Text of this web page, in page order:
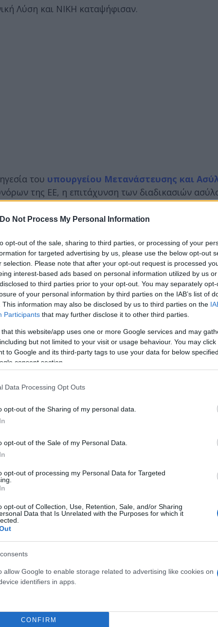
Do Not Process My Personal Information
opt-out of the sale, sharing to third parties, or processing of your
for targeted advertising by us, please use the below opt-out
selection. Please note that after your opt-out request is processed
interest-based ads based on personal information utilized by us
to third parties prior to your opt-out. You may separately
of your personal information by third parties on the IAB’s list of
This information may also be disclosed by us to third parties on the
Participants that may further disclose it to other third parties.
that this website/app uses one or more Google services and may
but not limited to your visit or usage behaviour. You may
to Google and its third-party tags to use your data for below
consent section.
Data Processing Opt Outs
opt-out of the Sharing of my personal data.
opt-out of the Sale of my Personal Data.
opt-out of processing my Personal Data for Targeted
opt-out of Collection, Use, Retention, Sale, and/or Sharing
Data that Is Unrelated with the Purposes for which it
allow Google to enable storage related to advertising like cookies on
identifiers in apps.
CONFIRM
Λύση και ΝΙΚΗ καταψήφισαν.
του υπουργείου Μετανάστευσης και
της ΕΕ, η επιτάχυνση των διαδικασιών
καθώς ήταν ένας συμβιβασμός
ομάδων στο Ευρωκοινοβούλιο. Επιτεύχθηκε
ανέφερε χαρακτηριστικά ο Θάνος
κατά του ΠΑΣΟΚ, σχολιάζοντας ότι οι
αλλά και κατά των δεξιών κομμάτων, που όπως
πίεση, στις 5.500 οι αφίξεις